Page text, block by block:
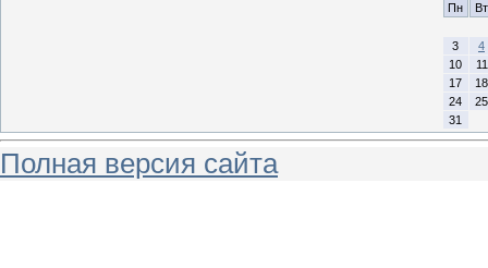
Пн
Вт
3
4
10
11
17
18
24
25
31
Полная версия сайта